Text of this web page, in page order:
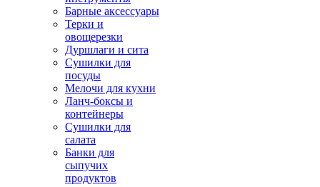
Барные аксессуары
Терки и
овощерезки
Дуршлаги и сита
Сушилки для
посуды
Мелочи для кухни
Ланч-боксы и
контейнеры
Сушилки для
салата
Банки для
сыпучих
продуктов